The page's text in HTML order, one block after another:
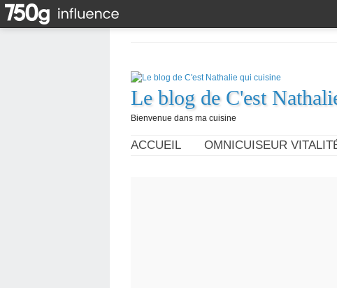
Le blog de C'est
Bienvenue dans ma cuisine
ACCUEIL OMNICUISEUR